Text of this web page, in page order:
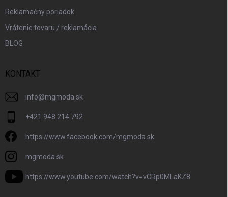
Reklamačný poriadok
Vrátenie tovaru / reklamácia
BLOG
KONTAKT
info@mgmoda.sk
+421 948 214 792
https://www.facebook.com/mgmoda.sk
mgmoda.sk
https://www.youtube.com/watch?v=vCRp0MLaKZ8